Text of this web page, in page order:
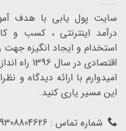
سایت پول یابی با هدف
درآمد اینترنتی ، کسب و
استخدام و ایجاد انگیزه
اقتصادی در سال 1396 راه اندازی شد.
امیدوارم با ارائه دیدگاه و
این مسیر یاری کنید.
شماره تماس : 09308804626